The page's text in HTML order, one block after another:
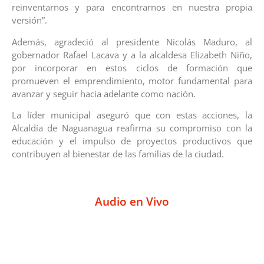
reinventarnos y para encontrarnos en nuestra propia
versión”.
Además, agradeció al presidente Nicolás Maduro, al
gobernador Rafael Lacava y a la alcaldesa Elizabeth Niño,
por incorporar en estos ciclos de formación que
promueven el emprendimiento, motor fundamental para
avanzar y seguir hacia adelante como nación.
La líder municipal aseguró que con estas acciones, la
Alcaldía de Naguanagua reafirma su compromiso con la
educación y el impulso de proyectos productivos que
contribuyen al bienestar de las familias de la ciudad.
Audio en Vivo